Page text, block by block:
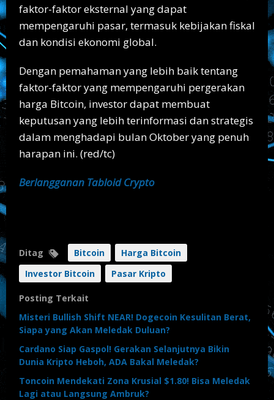
faktor-faktor eksternal yang dapat
mempengaruhi pasar, termasuk kebijakan fiskal
dan kondisi ekonomi global.
Dengan pemahaman yang lebih baik tentang
faktor-faktor yang mempengaruhi pergerakan
harga Bitcoin, investor dapat membuat
keputusan yang lebih terinformasi dan strategis
dalam menghadapi bulan Oktober yang penuh
harapan ini. (red/tc)
Berlangganan Tabloid Crypto
Ditag Bitcoin
Harga Bitcoin
Investor Bitcoin
Pasar Kripto
Posting Terkait
Misteri Bullish Shift NEAR! Dogecoin Kesulitan Berat,
Siapa yang Akan Meledak Duluan?
Cardano Siap Gaspol! Gerakan Selanjutnya Bikin
Dunia Kripto Heboh, ADA Bakal Meledak?
Toncoin Mendekati Zona Krusial $1.80! Bisa Meledak
Lagi atau Langsung Ambruk?